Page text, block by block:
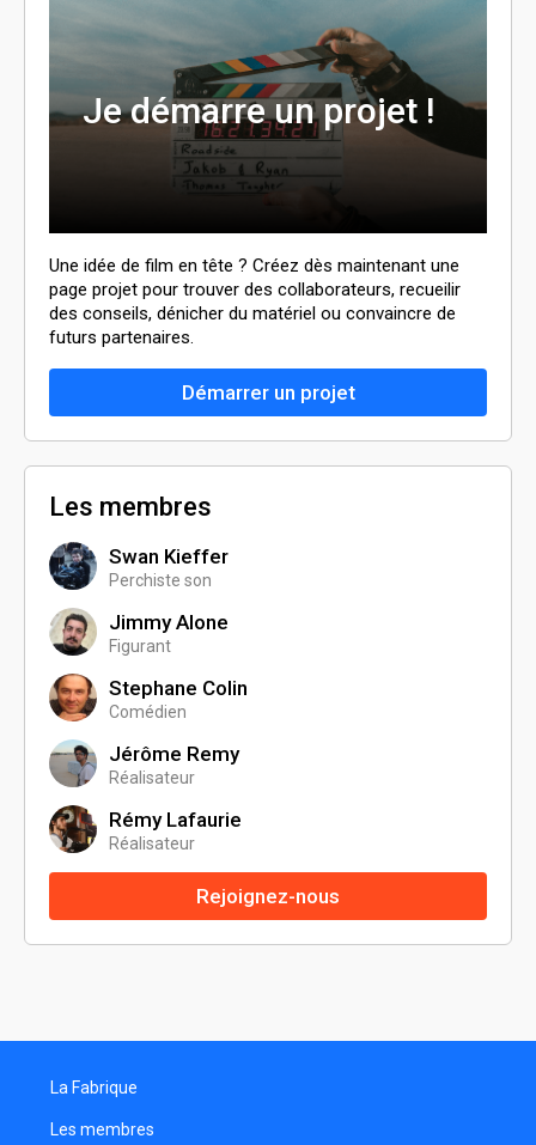
Je démarre un projet !
Une idée de film en tête ? Créez dès maintenant une
page projet pour trouver des collaborateurs, recueilir
des conseils, dénicher du matériel ou convaincre de
futurs partenaires.
Démarrer un projet
Les membres
Swan Kieffer
Perchiste son
Jimmy Alone
Figurant
Stephane Colin
Comédien
Jérôme Remy
Réalisateur
Rémy Lafaurie
Réalisateur
Rejoignez-nous
La Fabrique
Les membres